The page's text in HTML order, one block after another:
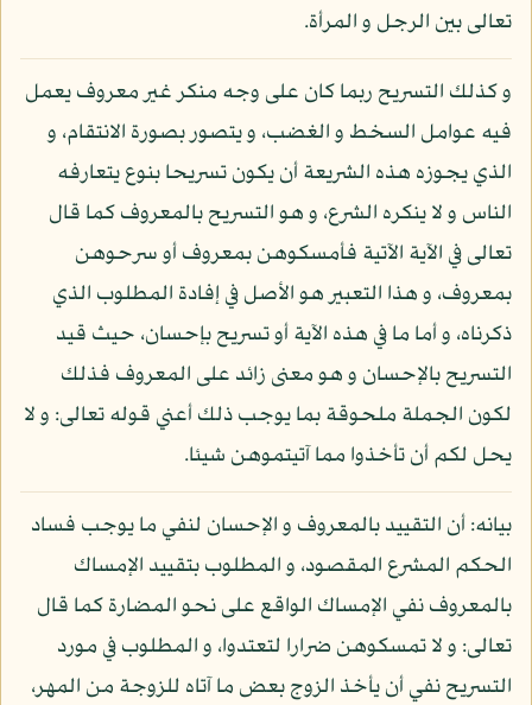
تعالى بين الرجل و المرأة.
و كذلك التسريح ربما كان على وجه منكر غير معروف يعمل
فيه عوامل السخط و الغضب، و يتصور بصورة الانتقام، و
الذي يجوزه هذه الشريعة أن يكون تسريحا بنوع يتعارفه
الناس و لا ينكره الشرع، و هو التسريح بالمعروف كما قال
تعالى في الآية الآتية فأمسكوهن بمعروف أو سرحوهن
بمعروف، و هذا التعبير هو الأصل في إفادة المطلوب الذي
ذكرناه، و أما ما في هذه الآية أو تسريح بإحسان، حيث قيد
التسريح بالإحسان و هو معنى زائد على المعروف فذلك
لكون الجملة ملحوقة بما يوجب ذلك أعني قوله تعالى: و لا
يحل لكم أن تأخذوا مما آتيتموهن شيئا.
بيانه: أن التقييد بالمعروف و الإحسان لنفي ما يوجب فساد
الحكم المشرع المقصود، و المطلوب بتقييد الإمساك
بالمعروف نفي الإمساك الواقع على نحو المضارة كما قال
تعالى: و لا تمسكوهن ضرارا لتعتدوا، و المطلوب في مورد
التسريح نفي أن يأخذ الزوج بعض ما آتاه للزوجة من المهر،